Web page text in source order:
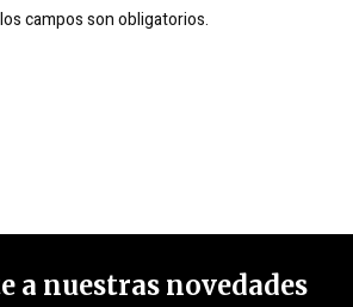
campos son obligatorios.
a nuestras novedades